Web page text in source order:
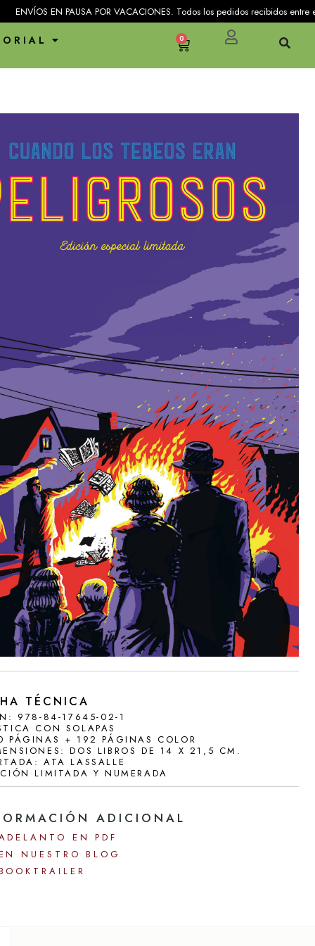
POR VACACIONES. Todos los pedidos recibidos entre el 25 de julio y
0
TÉCNICA
978-84-17645-02-1
CON SOLAPAS
PÁGINAS + 192 PÁGINAS COLOR
DOS LIBROS DE 14 X 21,5 CM.
ATA LASSALLE
LIMITADA Y NUMERADA
ADICIONAL
EN PDF
NUESTRO BLOG